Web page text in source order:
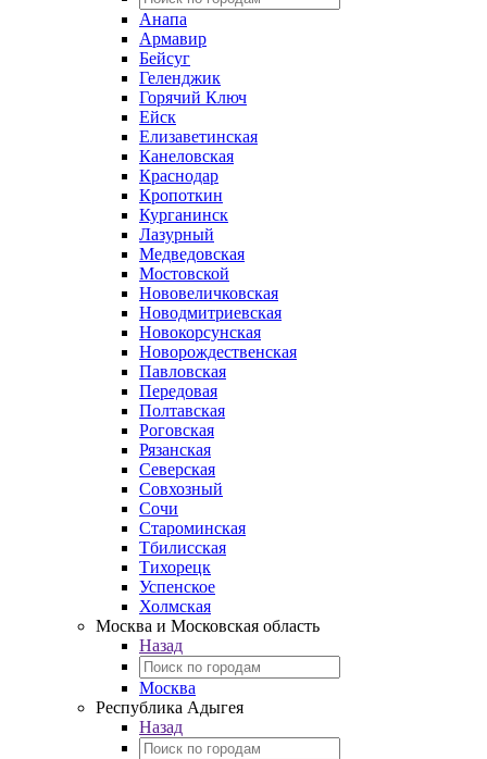
Анапа
Армавир
Бейсуг
Геленджик
Горячий Ключ
Ейск
Елизаветинская
Канеловская
Краснодар
Кропоткин
Курганинск
Лазурный
Медведовская
Мостовской
Нововеличковская
Новодмитриевская
Новокорсунская
Новорождественская
Павловская
Передовая
Полтавская
Роговская
Рязанская
Северская
Совхозный
Сочи
Староминская
Тбилисская
Тихорецк
Успенское
Холмская
Москва и Московская область
Назад
Москва
Республика Адыгея
Назад